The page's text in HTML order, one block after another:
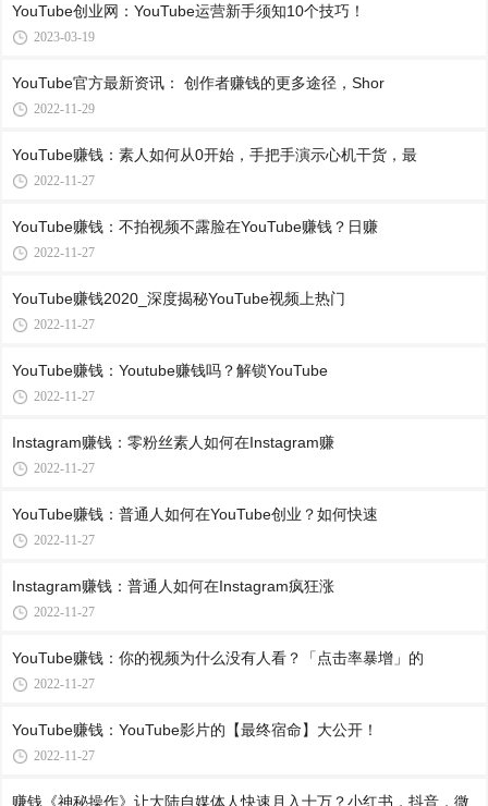
YouTube创业网：YouTube运营新手须知10个技巧！
2023-03-19
YouTube官方最新资讯： 创作者赚钱的更多途径，Shor
2022-11-29
YouTube赚钱：素人如何从0开始，手把手演示心机干货，最
2022-11-27
YouTube赚钱：不拍视频不露脸在YouTube赚钱？日赚
2022-11-27
YouTube赚钱2020_深度揭秘YouTube视频上热门
2022-11-27
YouTube赚钱：Youtube赚钱吗？解锁YouTube
2022-11-27
Instagram赚钱：零粉丝素人如何在Instagram赚
2022-11-27
YouTube赚钱：普通人如何在YouTube创业？如何快速
2022-11-27
Instagram赚钱：普通人如何在Instagram疯狂涨
2022-11-27
YouTube赚钱：你的视频为什么没有人看？「点击率暴增」的
2022-11-27
YouTube赚钱：YouTube影片的【最终宿命】大公开！
2022-11-27
赚钱《神秘操作》让大陆自媒体人快速月入十万？小红书，抖音，微